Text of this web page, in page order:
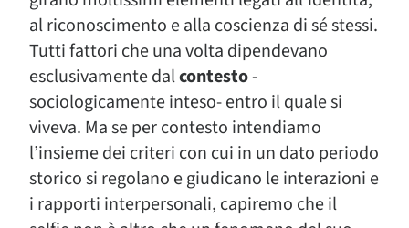
al riconoscimento e alla coscienza di sé stessi.
Tutti fattori che una volta dipendevano
esclusivamente dalcontesto-
sociologicamente inteso- entro il quale si
viveva. Ma se per contesto intendiamo
l’insieme dei criteri con cui in un dato periodo
storico si regolano e giudicano le interazioni e
i rapporti interpersonali, capiremo che il